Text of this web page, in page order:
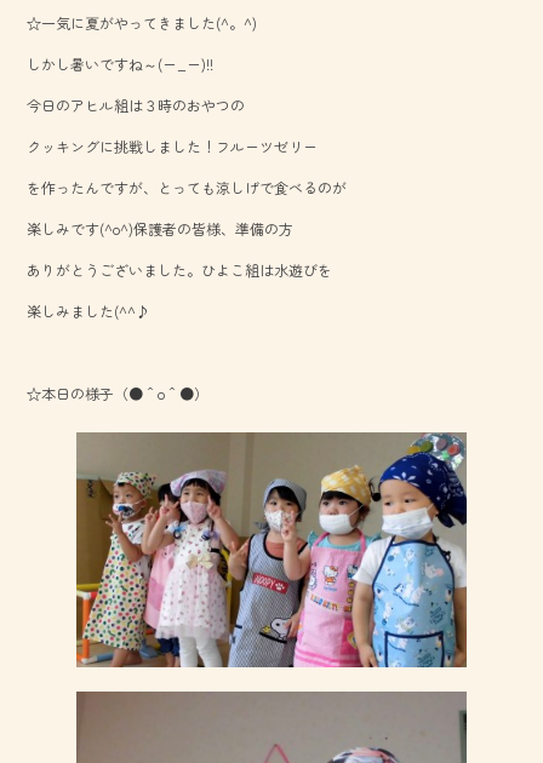
e
b
o
ok
☆一気に夏がやってきました(^。^)
しかし暑いですね～(ー_ー)!!
今日のアヒル組は３時のおやつの
クッキングに挑戦しました！フルーツゼリー
を作ったんですが、とっても涼しげで食べるのが
楽しみです(^o^)保護者の皆様、準備の方
ありがとうございました。ひよこ組は水遊びを
楽しみました(^^♪
☆本日の様子（●＾o＾●）